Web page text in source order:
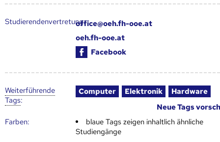
Studierendenvertretung:office@oeh.fh-ooe.at
oeh.fh-ooe.at
Facebook
Weiter­führende
Tags:
Computer Elektronik
Hardware
Neue Tags
Farben:
blaue Tags zeigen inhaltlich ähnliche
Studiengänge